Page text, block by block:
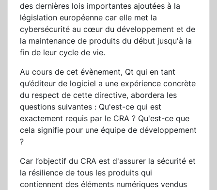
des dernières lois importantes ajoutées à la
législation européenne car elle met la
cybersécurité au cœur du développement et de
la maintenance de produits du début jusqu'à la
fin de leur cycle de vie.
Au cours de cet évènement, Qt qui en tant
qu’éditeur de logiciel a une expérience concrète
du respect de cette directive, abordera les
questions suivantes : Qu'est-ce qui est
exactement requis par le CRA ? Qu'est-ce que
cela signifie pour une équipe de développement
?
Car l’objectif du CRA est d'assurer la sécurité et
la résilience de tous les produits qui
contiennent des éléments numériques vendus